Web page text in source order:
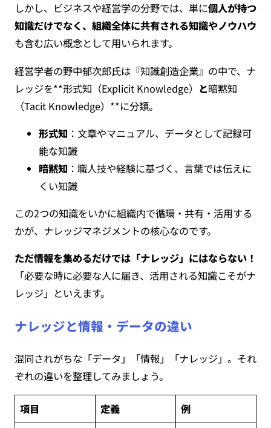
しかし、ビジネスや経営学の分野では、単に個人が持つ
知識だけでなく、組織全体に共有される知識やノウハウ
も含む広い概念として用いられます。
経営学者の野中郁次郎氏は『知識創造企業』の中で、ナ
レッジを**形式知（Explicit Knowledge） と暗黙知
（Tacit Knowledge）**に分類。
形式知 ：文章やマニュアル、データとして記録可
能な知識
暗黙知 ：職人技や経験に基づく、言葉では伝えに
くい知識
この2つの知識をいかに組織内で循環・共有・活用する
かが、ナレッジマネジメントの核心なのです。
ただ情報を集めるだけでは「ナレッジ」にはならない！
「必要な時に必要な人に届き、活用される知識こそがナ
レッジ」といえます。
ナレッジと情報・データの違い
混同されがちな「データ」「情報」「ナレッジ」。それ
ぞれの違いを整理してみましょう。
項目 定義 例